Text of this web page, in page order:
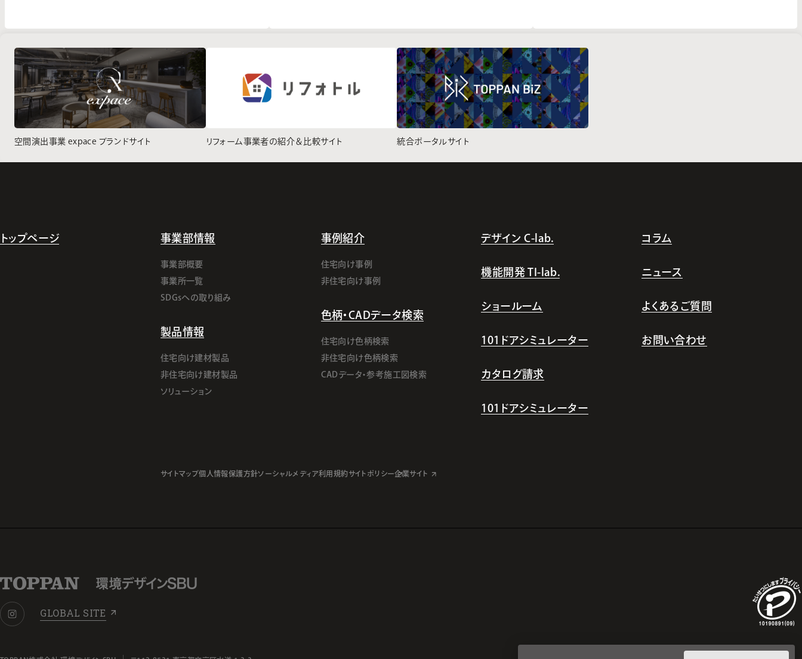
空間演出事業 expace ブランドサイト リフォーム事業者の紹介＆比較サイト 統合ポータルサイト
トップページ 事業部情報
事業部概要
事業所一覧
SDGsへの取り組み
製品情報
住宅向け建材製品
非住宅向け建材製品
ソリューション
事例紹介
住宅向け事例
非住宅向け事例
色柄・CADデータ検索
住宅向け色柄検索
非住宅向け色柄検索
CADデータ・参考施工図検索
デザイン C-lab.
機能開発 TI-lab.
ショールーム
101ドアシミュレーター
カタログ請求
101ドアシミュレーター
コラム
ニュース
よくあるご質問
お問い合わせ
サイトマップ個人情報保護方針ソーシャルメディア利用規約サイトポリシー企業サイト
GLOBAL SITE